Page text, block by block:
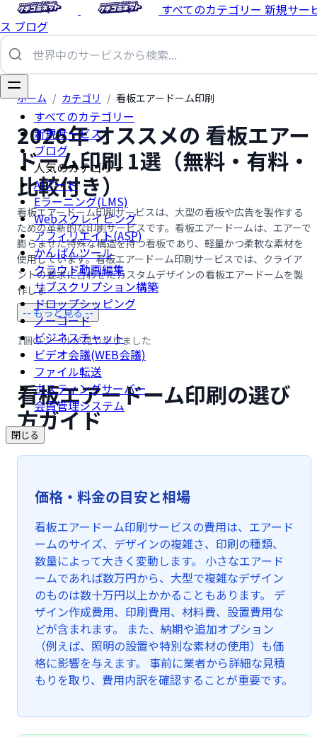
すべてのカテゴリー 新規サー
ス ブログ
すべてのカテゴリー
新規サービス
ブログ
人気のカテゴリー
AIアート
Eラーニング(LMS)
Webスクレイピング
アフィリエイト(ASP)
かんばんツール
クラウド動画編集
サブスクリプション構築
ドロップシッピング
ノーコード
ビジネスチャット
ビデオ会議(WEB会議)
ファイル転送
ホスティングサーバー
会員管理システム
閉じる
ホーム / カテゴリ / 看板エアードーム印刷
2026年 オススメの 看板エアー
ドーム印刷 1選（無料・有料・
比較付き）
看板エアードーム印刷サービスは、大型の看板や広告を製作する
ための革新的な印刷サービスです。看板エアードームは、エアーで
膨らませた特殊な構造を持つ看板であり、軽量かつ柔軟な素材を
使用しています。看板エアードーム印刷サービスでは、クライア
ントの要求に合わせたカスタムデザインの看板エアードームを製
作しま …...
-- もっと見る --
1個のツールが見つかりました
看板エアードーム印刷の選び
方ガイド
価格・料金の目安と相場
看板エアードーム印刷サービスの費用は、エアード
ームのサイズ、デザインの複雑さ、印刷の種類、
数量によって大きく変動します。 小さなエアード
ームであれば数万円から、大型で複雑なデザイン
のものは数十万円以上かかることもあります。 デ
ザイン作成費用、印刷費用、材料費、設置費用な
どが含まれます。 また、納期や追加オプション
（例えば、照明の設置や特別な素材の使用）も価
格に影響を与えます。 事前に業者から詳細な見積
もりを取り、費用内訳を確認することが重要です。